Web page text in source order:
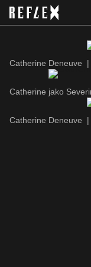
Catherine Deneuve |
Catherine jako
Catherine Deneuve |